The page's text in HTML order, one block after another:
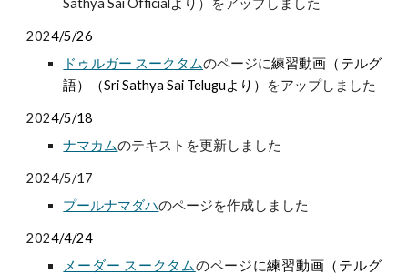
2024/5/26
ドゥルガー スークタムのページに練習動画（テルグ
語）（Sri Sathya Sai Teluguより） をアップしました
2024/5/18
ナマカムのテキストを更新しました
2024/5/17
プールナマダハのページを作成しました
2024/4/24
メーダー スークタムのページに練習動画（テルグ